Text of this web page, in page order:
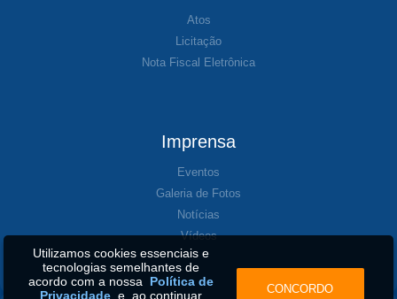
Atos
Licitação
Nota Fiscal Eletrônica
Imprensa
Eventos
Galeria de Fotos
Notícias
Vídeos
Utilizamos cookies essenciais e
tecnologias semelhantes de
acordo com a nossa Política de
Privacidadee, ao continuar CONCORDO